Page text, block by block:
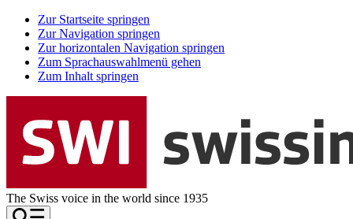
Zur Startseite springen
Zur Navigation springen
Zur horizontalen Navigation springen
Zum Sprachauswahlmenü gehen
Zum Inhalt springen
The Swiss voice in the world since 1935